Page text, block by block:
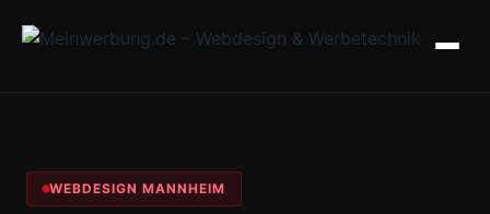
WEBDESIGN MANNHEIM